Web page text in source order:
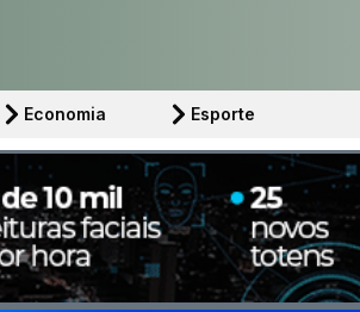
Economia Esporte